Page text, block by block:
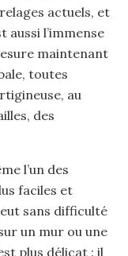
actuels, et
aussi l’immense
maintenant
toutes
au
des
l’un des
faciles et
sans difficulté
un mur ou une
plus délicat : il